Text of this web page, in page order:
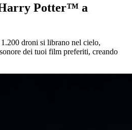
Potter™ a
droni si librano nel cielo,
dei tuoi film preferiti, creando